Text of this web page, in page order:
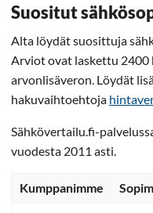
Suositut
Alta löydät suosittuja
Arviot ovat laskettu 2400
arvonlisäveron. Löydät
hakuvaihtoehtoja
Sähkövertailu.fi-
vuodesta 2011 asti.
Kumppanimme